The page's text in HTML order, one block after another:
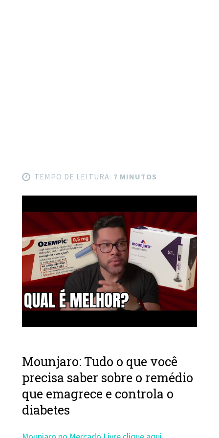
TEMPO DE LEITURA: 7 MINUTOS
Mounjaro: Tudo o que você
precisa saber sobre o remédio
que emagrece e controla o
diabetes